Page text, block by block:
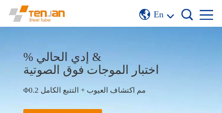
En
% إدي الحالي &
اختبار الموجات فوق الصوتية
Φ0.2 مم اكتشاف العيوب + التتبع الكامل